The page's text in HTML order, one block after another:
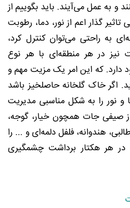
و به عمل می‌آیند. باید بگوییم از
گذار اعم از نور، دما، رطوبت
به راحتی می‌توان کنترل کرد،
نیز در هر منطقه‌ای با هر نوع
دارد. که این امر یک مزیت مهم و
اگر خاک گلخانه حاصلخیز باشد
و نور را به شکل مناسبی مدیریت
صیفی جات همچون خیار، گوجه،
هندوانه، فلفل دلمه‌ای و ... را
هر هکتار برداشت چشمگیری